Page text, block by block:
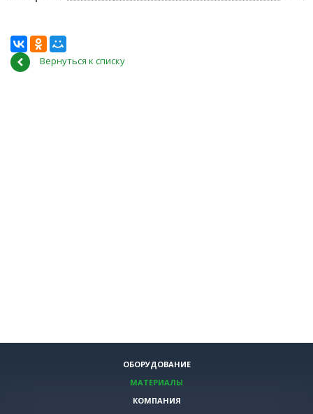
Вернуться к списку
ОБОРУДОВАНИЕ
МАТЕРИАЛЫ
КОМПАНИЯ